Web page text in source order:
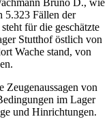
Bruno D., wie
5.323 Fällen der
für die geschätzte
Stutthof östlich von
Wache stand, von
Zeugenaussagen von
im Lager
und Hinrichtungen.